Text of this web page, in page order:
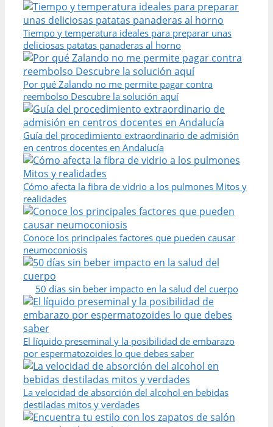
Tiempo y temperatura ideales para preparar unas
deliciosas patatas panaderas al horno
Por qué Zalando no me permite pagar contra
reembolso Descubre la solución aquí
Guía del procedimiento extraordinario de admisión
en centros docentes en Andalucía
Cómo afecta la fibra de vidrio a los pulmones Mitos y
realidades
Conoce los principales factores que pueden causar
neumoconiosis
50 días sin beber impacto en la salud del cuerpo
El líquido preseminal y la posibilidad de embarazo
por espermatozoides lo que debes saber
La velocidad de absorción del alcohol en bebidas
destiladas mitos y verdades